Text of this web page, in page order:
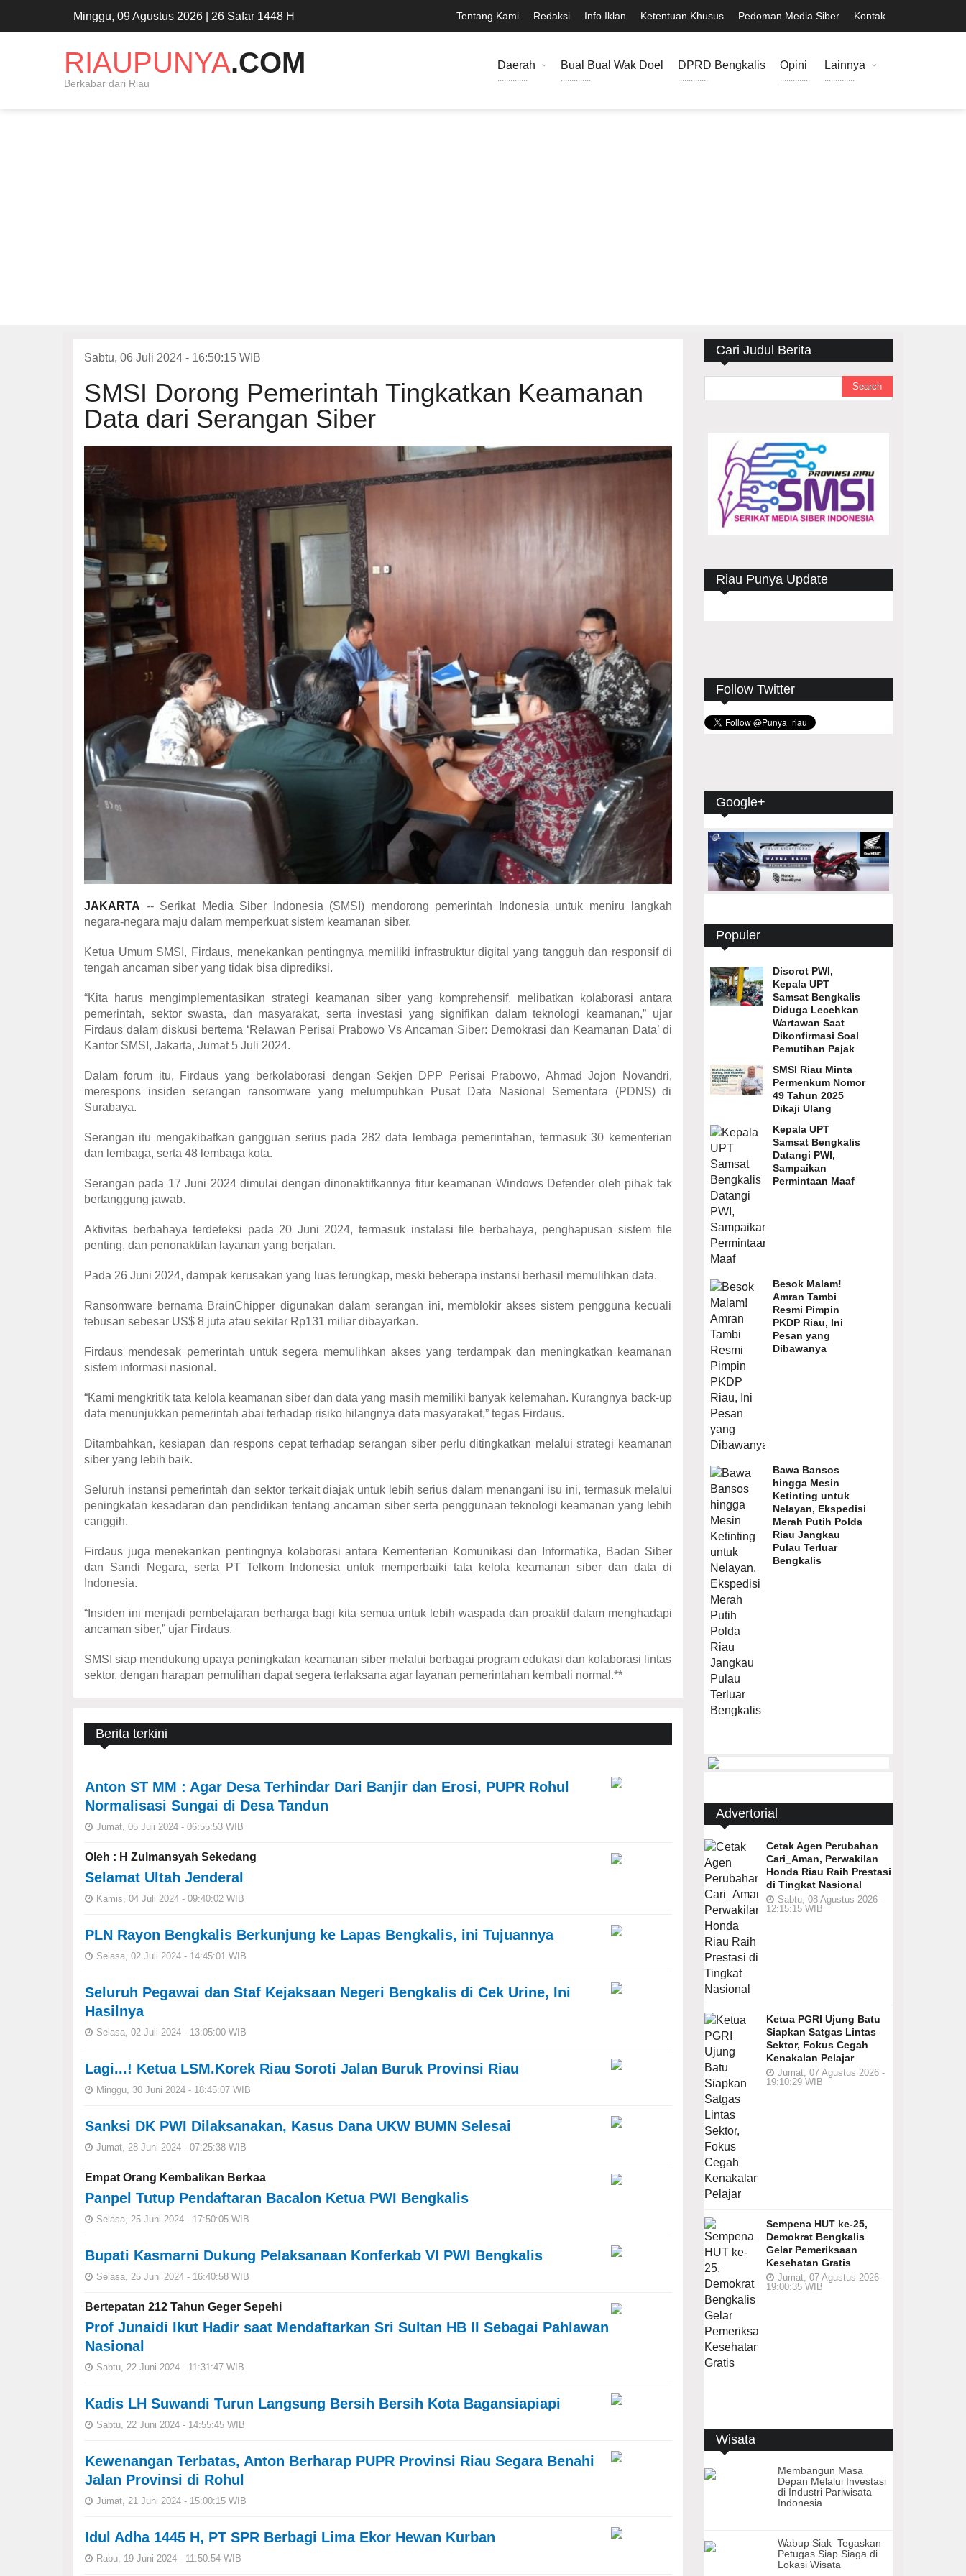
Minggu, 09 Agustus 2026 | 26 Safar 1448 H Tentang Kami Redaksi Info Iklan Ketentuan Khusus Pedoman Media Siber Kontak
RIAUPUNYA.COM
Berkabar dari Riau
Daerah
..............
Bual Bual Wak Doel
..............
DPRD Bengkalis
..............
Opini
..............
Lainnya
..............
Sabtu, 06 Juli 2024 - 16:50:15 WIB
SMSI Dorong Pemerintah Tingkatkan Keamanan
Data dari Serangan Siber
JAKARTA -- Serikat Media Siber Indonesia (SMSI) mendorong pemerintah Indonesia untuk meniru langkah
negara-negara maju dalam memperkuat sistem keamanan siber.
Ketua Umum SMSI, Firdaus, menekankan pentingnya memiliki infrastruktur digital yang tangguh dan responsif di
tengah ancaman siber yang tidak bisa diprediksi.
“Kita harus mengimplementasikan strategi keamanan siber yang komprehensif, melibatkan kolaborasi antara
pemerintah, sektor swasta, dan masyarakat, serta investasi yang signifikan dalam teknologi keamanan,” ujar
Firdaus dalam diskusi bertema ‘Relawan Perisai Prabowo Vs Ancaman Siber: Demokrasi dan Keamanan Data’ di
Kantor SMSI, Jakarta, Jumat 5 Juli 2024.
Dalam forum itu, Firdaus yang berkolaborasi dengan Sekjen DPP Perisai Prabowo, Ahmad Jojon Novandri,
merespons insiden serangan ransomware yang melumpuhkan Pusat Data Nasional Sementara (PDNS) di
Surabaya.
Serangan itu mengakibatkan gangguan serius pada 282 data lembaga pemerintahan, termasuk 30 kementerian
dan lembaga, serta 48 lembaga kota.
Serangan pada 17 Juni 2024 dimulai dengan dinonaktifkannya fitur keamanan Windows Defender oleh pihak tak
bertanggung jawab.
Aktivitas berbahaya terdeteksi pada 20 Juni 2024, termasuk instalasi file berbahaya, penghapusan sistem file
penting, dan penonaktifan layanan yang berjalan.
Pada 26 Juni 2024, dampak kerusakan yang luas terungkap, meski beberapa instansi berhasil memulihkan data.
Ransomware bernama BrainChipper digunakan dalam serangan ini, memblokir akses sistem pengguna kecuali
tebusan sebesar US$ 8 juta atau sekitar Rp131 miliar dibayarkan.
Firdaus mendesak pemerintah untuk segera memulihkan akses yang terdampak dan meningkatkan keamanan
sistem informasi nasional.
“Kami mengkritik tata kelola keamanan siber dan data yang masih memiliki banyak kelemahan. Kurangnya back-up
data menunjukkan pemerintah abai terhadap risiko hilangnya data masyarakat,” tegas Firdaus.
Ditambahkan, kesiapan dan respons cepat terhadap serangan siber perlu ditingkatkan melalui strategi keamanan
siber yang lebih baik.
Seluruh instansi pemerintah dan sektor terkait diajak untuk lebih serius dalam menangani isu ini, termasuk melalui
peningkatan kesadaran dan pendidikan tentang ancaman siber serta penggunaan teknologi keamanan yang lebih
canggih.
Firdaus juga menekankan pentingnya kolaborasi antara Kementerian Komunikasi dan Informatika, Badan Siber
dan Sandi Negara, serta PT Telkom Indonesia untuk memperbaiki tata kelola keamanan siber dan data di
Indonesia.
“Insiden ini menjadi pembelajaran berharga bagi kita semua untuk lebih waspada dan proaktif dalam menghadapi
ancaman siber,” ujar Firdaus.
SMSI siap mendukung upaya peningkatan keamanan siber melalui berbagai program edukasi dan kolaborasi lintas
sektor, dengan harapan pemulihan dapat segera terlaksana agar layanan pemerintahan kembali normal.**
Berita terkini
Anton ST MM : Agar Desa Terhindar Dari Banjir dan Erosi, PUPR Rohul
Normalisasi Sungai di Desa Tandun
Jumat, 05 Juli 2024 - 06:55:53 WIB
Oleh : H Zulmansyah Sekedang
Selamat Ultah Jenderal
Kamis, 04 Juli 2024 - 09:40:02 WIB
PLN Rayon Bengkalis Berkunjung ke Lapas Bengkalis, ini Tujuannya
Selasa, 02 Juli 2024 - 14:45:01 WIB
Seluruh Pegawai dan Staf Kejaksaan Negeri Bengkalis di Cek Urine, Ini
Hasilnya
Selasa, 02 Juli 2024 - 13:05:00 WIB
Lagi...! Ketua LSM.Korek Riau Soroti Jalan Buruk Provinsi Riau
Minggu, 30 Juni 2024 - 18:45:07 WIB
Sanksi DK PWI Dilaksanakan, Kasus Dana UKW BUMN Selesai
Jumat, 28 Juni 2024 - 07:25:38 WIB
Empat Orang Kembalikan Berkaa
Panpel Tutup Pendaftaran Bacalon Ketua PWI Bengkalis
Selasa, 25 Juni 2024 - 17:50:05 WIB
Bupati Kasmarni Dukung Pelaksanaan Konferkab VI PWI Bengkalis
Selasa, 25 Juni 2024 - 16:40:58 WIB
Bertepatan 212 Tahun Geger Sepehi
Prof Junaidi Ikut Hadir saat Mendaftarkan Sri Sultan HB II Sebagai Pahlawan
Nasional
Sabtu, 22 Juni 2024 - 11:31:47 WIB
Kadis LH Suwandi Turun Langsung Bersih Bersih Kota Bagansiapiapi
Sabtu, 22 Juni 2024 - 14:55:45 WIB
Kewenangan Terbatas, Anton Berharap PUPR Provinsi Riau Segara Benahi
Jalan Provinsi di Rohul
Jumat, 21 Juni 2024 - 15:00:15 WIB
Idul Adha 1445 H, PT SPR Berbagi Lima Ekor Hewan Kurban
Rabu, 19 Juni 2024 - 11:50:54 WIB
Cari Judul Berita
Riau Punya Update
Follow Twitter
Google+
Populer
Disorot PWI,
Kepala UPT
Samsat Bengkalis
Diduga Lecehkan
Wartawan Saat
Dikonfirmasi Soal
Pemutihan Pajak
SMSI Riau Minta
Permenkum Nomor
49 Tahun 2025
Dikaji Ulang
Kepala UPT
Samsat Bengkalis
Datangi PWI,
Sampaikan
Permintaan Maaf
Besok Malam!
Amran Tambi
Resmi Pimpin
PKDP Riau, Ini
Pesan yang
Dibawanya
Bawa Bansos
hingga Mesin
Ketinting untuk
Nelayan, Ekspedisi
Merah Putih Polda
Riau Jangkau
Pulau Terluar
Bengkalis
Advertorial
Cetak Agen Perubahan
Cari_Aman, Perwakilan
Honda Riau Raih Prestasi
di Tingkat Nasional
Sabtu, 08 Agustus 2026 -
12:15:15 WIB
Ketua PGRI Ujung Batu
Siapkan Satgas Lintas
Sektor, Fokus Cegah
Kenakalan Pelajar
Jumat, 07 Agustus 2026 -
19:10:29 WIB
Sempena HUT ke-25,
Demokrat Bengkalis
Gelar Pemeriksaan
Kesehatan Gratis
Jumat, 07 Agustus 2026 -
19:00:35 WIB
Wisata
Membangun Masa
Depan Melalui Investasi
di Industri Pariwisata
Indonesia
Wabup Siak Tegaskan
Petugas Siap Siaga di
Lokasi Wisata